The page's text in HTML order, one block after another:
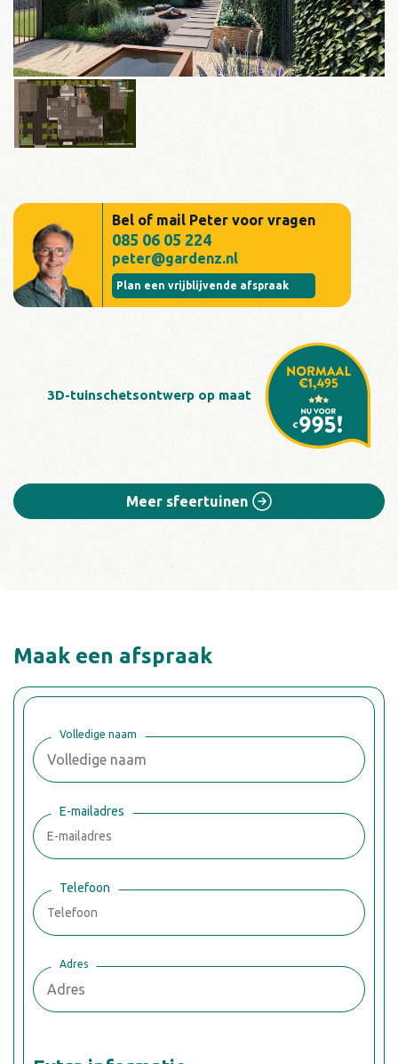
Bel of mail Peter voor vragen
085 06 05 224
peter@gardenz.nl
Plan een vrijblijvende afspraak
3D-tuinschetsontwerp op maat
Meer sfeertuinen
Maak een afspraak
Volledige naam
E-mailadres
Telefoon
Adres